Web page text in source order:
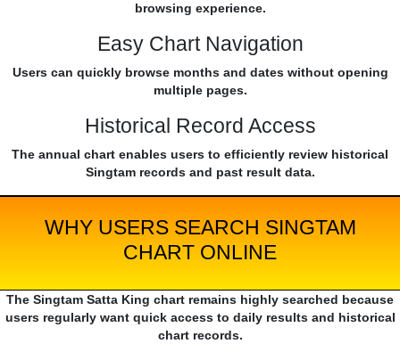
browsing experience.
Easy Chart Navigation
Users can quickly browse months and dates without opening
multiple pages.
Historical Record Access
The annual chart enables users to efficiently review historical
Singtam records and past result data.
WHY USERS SEARCH SINGTAM
CHART ONLINE
The Singtam Satta King chart remains highly searched because
users regularly want quick access to daily results and historical
chart records.